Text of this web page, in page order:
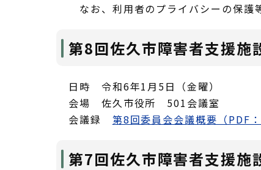
なお、利用者のプライバシーの保護
第8回佐久市障害者支援施
日時 令和6年1月5日（金曜）
会場 佐久市役所 501会議室
会議録 第8回委員会会議概要（PDF：
第7回佐久市障害者支援施